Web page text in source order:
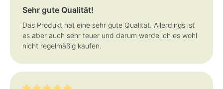
Sehr gute Qualität!
Das Produkt hat eine sehr gute Qualität. Allerdings ist
es aber auch sehr teuer und darum werde ich es wohl
nicht regelmäßig kaufen.